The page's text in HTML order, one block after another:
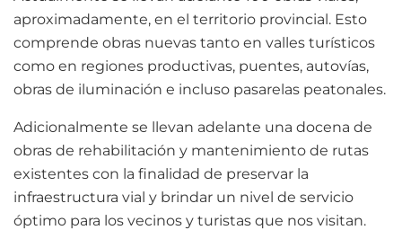
aproximadamente, en el territorio provincial. Esto
comprende obras nuevas tanto en valles turísticos
como en regiones productivas, puentes, autovías,
obras de iluminación e incluso pasarelas peatonales.
Adicionalmente se llevan adelante una docena de
obras de rehabilitación y mantenimiento de rutas
existentes con la finalidad de preservar la
infraestructura vial y brindar un nivel de servicio
óptimo para los vecinos y turistas que nos visitan.